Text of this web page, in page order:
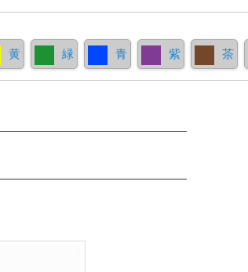
黄 緑 青 紫 茶